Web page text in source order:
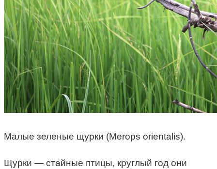
Малые зеленые щурки (Merops orientalis).
Щурки — стайные птицы, круглый год они